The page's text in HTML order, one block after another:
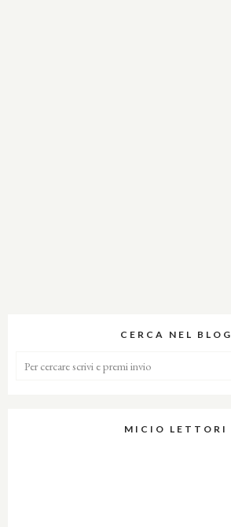
CERCA NEL BLOG
MICIO LETTORI